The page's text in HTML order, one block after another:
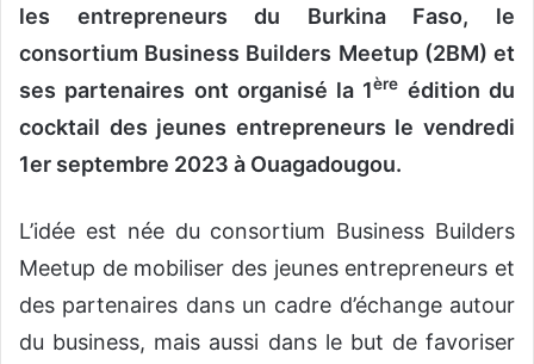
l
les entrepreneurs du Burkina Faso, le
consortium Business Builders Meetup (2BM) et
ses partenaires ont organisé la 1ère édition du
cocktail des jeunes entrepreneurs le vendredi
1er septembre 2023 à Ouagadougou.
L’idée est née du consortium Business Builders
Meetup de mobiliser des jeunes entrepreneurs et
des partenaires dans un cadre d’échange autour
du business, mais aussi dans le but de favoriser